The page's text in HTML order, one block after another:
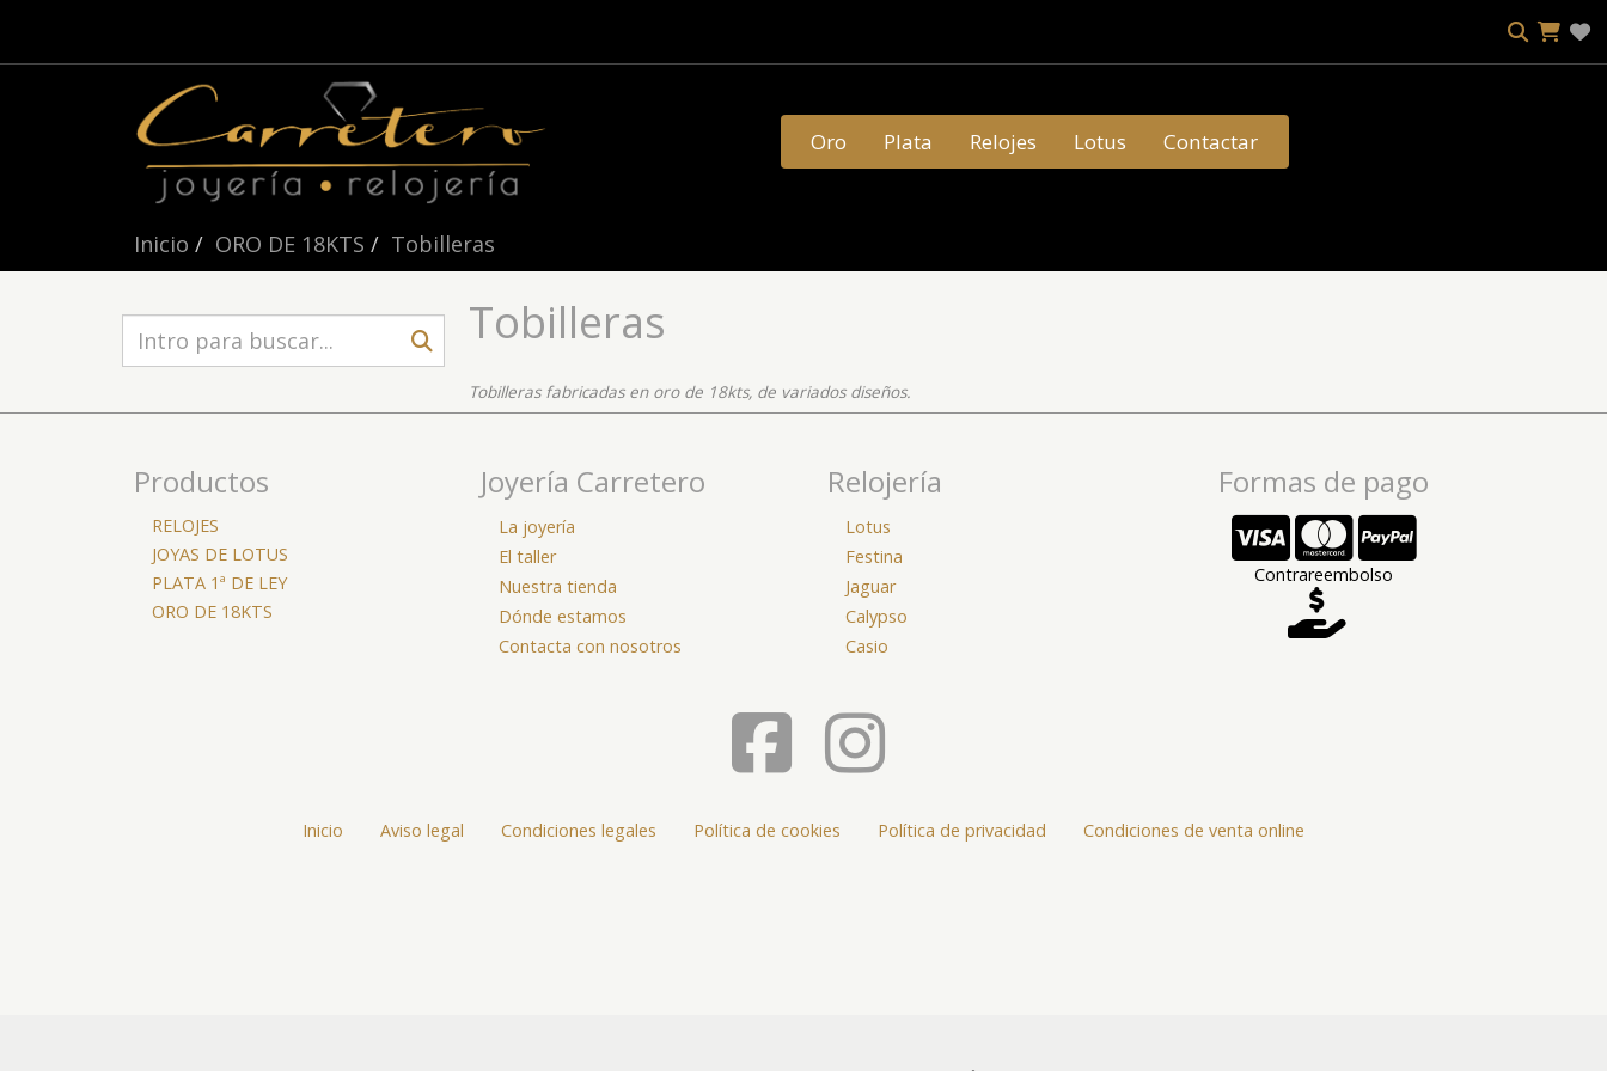
Oro Plata Relojes Lotus Contactar
Inicio ORO DE 18KTS Tobilleras
Tobilleras
Tobilleras fabricadas en oro de 18kts, de variados diseños.
Productos
RELOJES
JOYAS DE LOTUS
PLATA 1ª DE LEY
ORO DE 18KTS
Joyería Carretero
La joyería
El taller
Nuestra tienda
Dónde estamos
Contacta con nosotros
Relojería
Lotus
Festina
Jaguar
Calypso
Casio
Formas de pago
Contrareembolso
Inicio Aviso legal Condiciones legales Política de cookies Política de privacidad Condiciones de venta online